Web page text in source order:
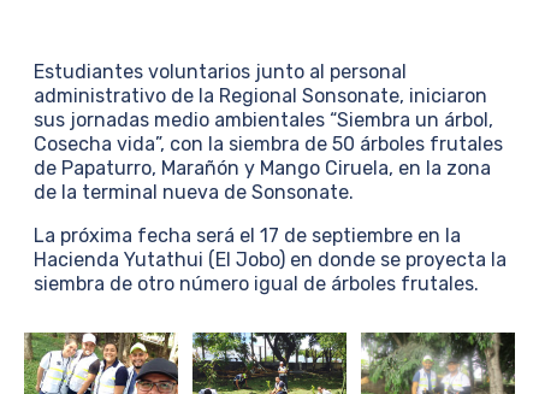
Estudiantes voluntarios junto al personal
administrativo de la Regional Sonsonate, iniciaron
sus jornadas medio ambientales “Siembra un árbol,
Cosecha vida”, con la siembra de 50 árboles frutales
de Papaturro, Marañón y Mango Ciruela, en la zona
de la terminal nueva de Sonsonate.
La próxima fecha será el 17 de septiembre en la
Hacienda Yutathui (El Jobo) en donde se proyecta la
siembra de otro número igual de árboles frutales.